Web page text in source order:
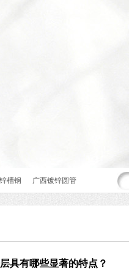
槽钢 广西镀锌圆管
具有哪些显著的特点？